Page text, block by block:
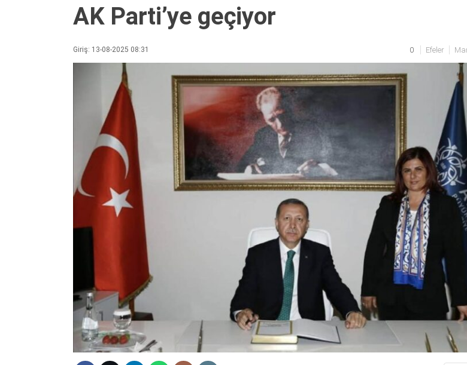
AK Parti’ye geçiyor
Giriş: 13-08-2025 08:31 0 Efeler